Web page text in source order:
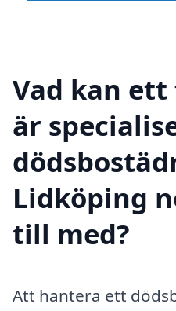
Vad kan
är
Lidköping
till med?
Att hantera ett